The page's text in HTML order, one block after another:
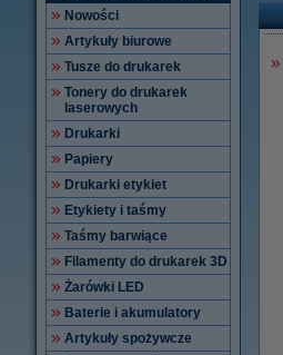
Nowości
Artykuły biurowe
Tusze do drukarek
Tonery do drukarek
laserowych
Drukarki
Papiery
Drukarki etykiet
Etykiety i taśmy
Taśmy barwiące
Filamenty do drukarek 3D
Żarówki LED
Baterie i akumulatory
Artykuły spożywcze